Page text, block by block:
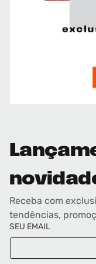
Receba com
tendências,
SEU EMAIL